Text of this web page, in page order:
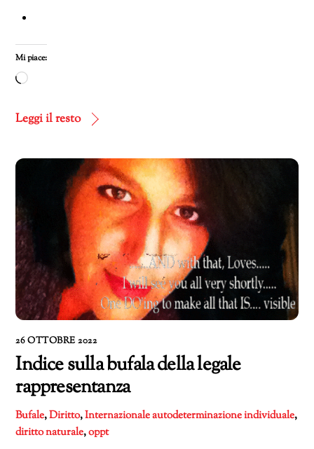
Mi piace:
Caricamento
corso…
Leggi il resto
26 OTTOBRE 2022
Indice sulla bufala della legale
rappresentanza
Bufale,Diritto,Internazionaleautodeterminazione individuale,
diritto naturale,oppt